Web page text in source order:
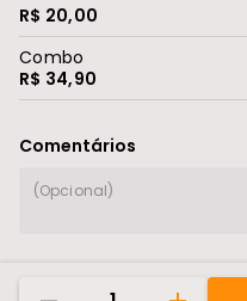
R$ 20,00
Combo
R$ 34,90
Comentários